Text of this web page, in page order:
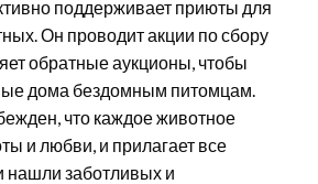
поддерживает приюты для
Он проводит акции по сбору
обратные аукционы, чтобы
дома бездомным питомцам.
что каждое животное
и любви, и прилагает все
нашли заботливых и